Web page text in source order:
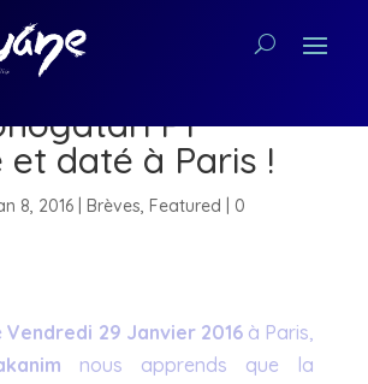
P1
daté à Paris !
8, 2016| Brèves, Featured
0
Vendredi 29 Janvier 2016à Paris,
nous apprends que la